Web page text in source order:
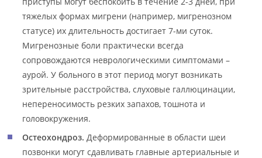
тяжелых формах мигрени (например, мигренозном
статусе) их длительность достигает 7-ми суток.
Мигренозные боли практически всегда
сопровождаются неврологическими симптомами –
аурой. У больного в этот период могут возникать
зрительные расстройства, слуховые галлюцинации,
непереносимость резких запахов, тошнота и
головокружения.
Остеохондроз. Деформированные в области шеи
позвонки могут сдавливать главные артериальные и